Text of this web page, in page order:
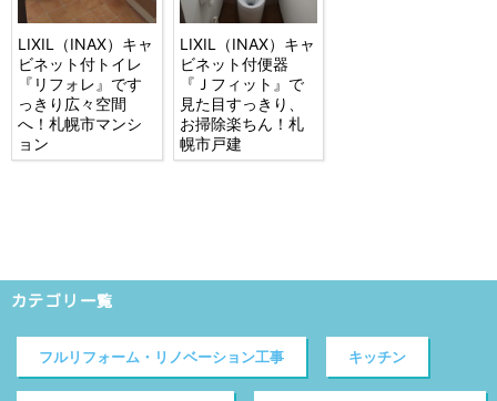
LIXIL（INAX）キャ
ビネット付トイレ
『リフォレ』です
っきり広々空間
へ！札幌市マンシ
ョン
LIXIL（INAX）キャ
ビネット付便器
『Ｊフィット』で
見た目すっきり、
お掃除楽ちん！札
幌市戸建
カテゴリ一覧
フルリフォーム・リノベーション工事 キッチン